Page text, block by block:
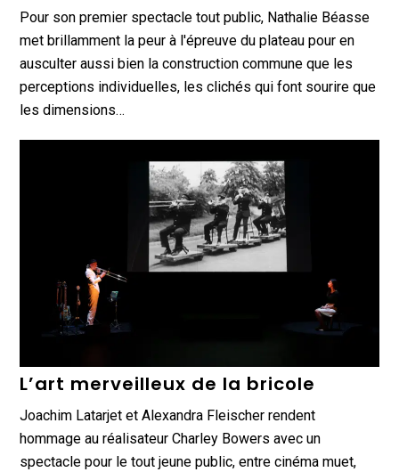
Pour son premier spectacle tout public, Nathalie Béasse
met brillamment la peur à l'épreuve du plateau pour en
ausculter aussi bien la construction commune que les
perceptions individuelles, les clichés qui font sourire que
les dimensions…
L’art merveilleux de la bricole
Joachim Latarjet et Alexandra Fleischer rendent
hommage au réalisateur Charley Bowers avec un
spectacle pour le tout jeune public, entre cinéma muet,